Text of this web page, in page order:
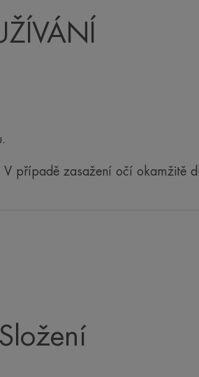
případě zasažení očí okamžitě
Složení